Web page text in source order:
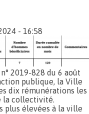
- 16:58
2019-828 du 6 août
publique, la Ville
dix rémunérations les
la collectivité.
plus élevées à la ville